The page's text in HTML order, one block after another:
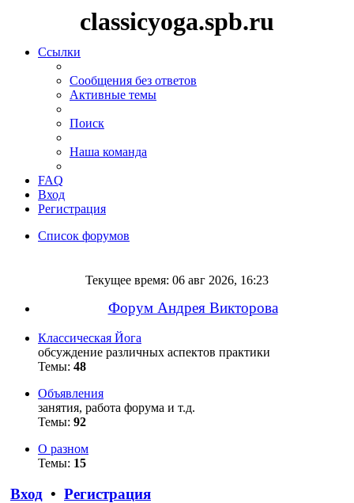
classicyoga.spb.ru
Ссылки
Сообщения без ответов
Активные темы
Поиск
Наша команда
FAQ
Вход
Регистрация
Список форумов
Текущее время: 06 авг 2026, 16:23
Форум Андрея Викторова
Классическая Йога
обсуждение различных аспектов практики
Темы: 48
Объявления
занятия, работа форума и т.д.
Темы: 92
О разном
Темы: 15
Вход • Регистрация